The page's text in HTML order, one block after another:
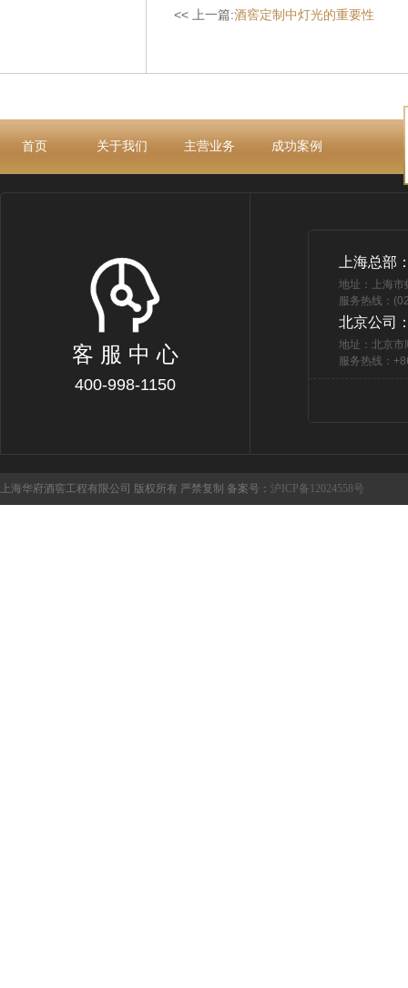
<< 上一篇:酒窖定制中灯光的重要性
首页 关于我们 主营业务 成功案例
客 服 中 心
400-998-1150
上海总部
地址：上海
服务热线：
北京公司
地址：北京市
服务热线：
上海华府酒窖工程有限公司 版权所有 严禁复制 备案号： 沪ICP备12024558号